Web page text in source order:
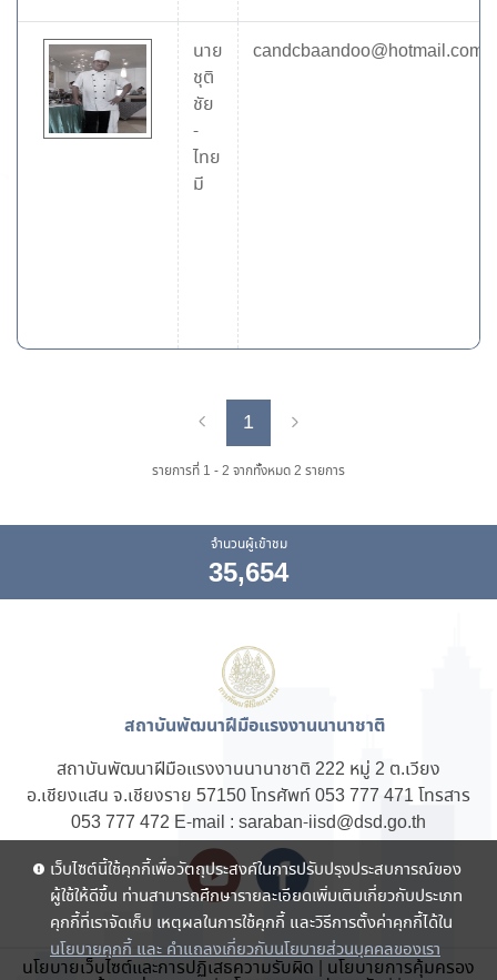
นาย
ชุติ
ชัย
-
ไทย
มี
candcbaandoo@hotmail.com
Previous
1
รายการที่ 1 - 2 จากทั้งหมด 2 รายการ
จำนวนผู้เข้าชม
35,654
สถาบันพัฒนาฝีมือแรงงานนานาชาติ
สถาบันพัฒนาฝีมือแรงงานนานาชาติ 222 หมู่ 2 ต.เวียง
อ.เชียงแสน จ.เชียงราย 57150 โทรศัพท์ 053 777 471 โทรสาร
053 777 472 E-mail : saraban-iisd@dsd.go.th
นโยบายเว็บไซต์และการปฏิเสธความรับผิด | นโยบายการคุ้มครอง
เว็บไซต์นี้ใช้คุกกี้เพื่อวัตถุประสงค์ในการปรับปรุงประสบการณ์ของ
ผู้ใช้ให้ดีขึ้น ท่านสามารถศึกษารายละเอียดเพิ่มเติมเกี่ยวกับประเภท
คุกกี้ที่เราจัดเก็บ เหตุผลในการใช้คุกกี้ และวิธีการตั้งค่าคุกกี้ได้ใน
นโยบายคุกกี้ และ คำแถลงเกี่ยวกับนโยบายส่วนบุคคลของเรา